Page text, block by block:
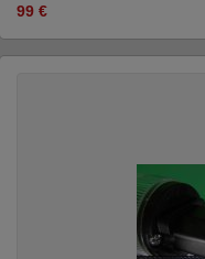
99 €